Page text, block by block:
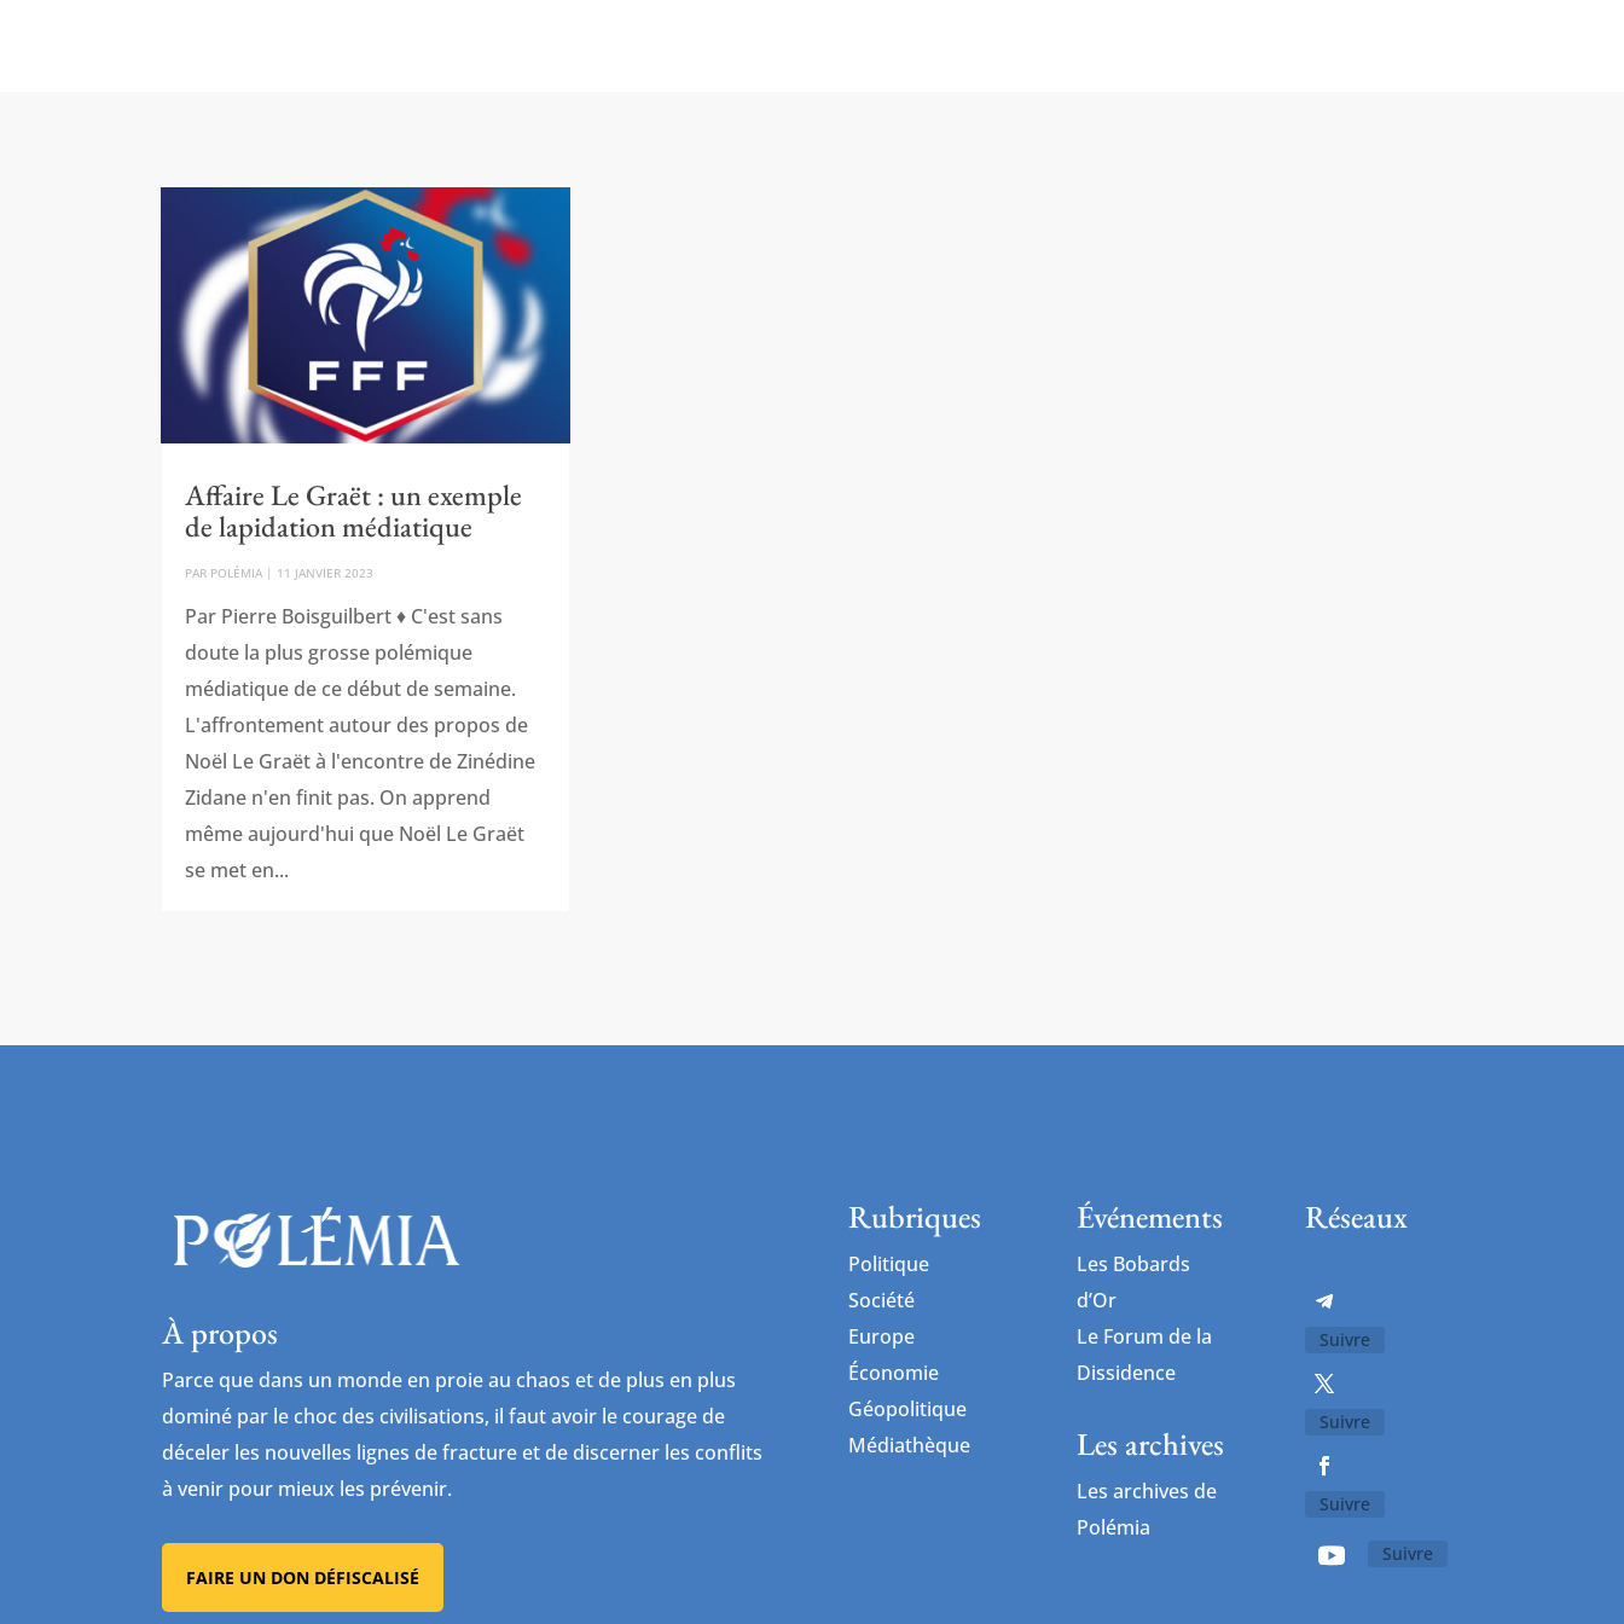
Affaire Le Graët : un exemple
de lapidation médiatique
PAR POLÉMIA | 11 JANVIER 2023
Par Pierre Boisguilbert ♦ C'est sans
doute la plus grosse polémique
médiatique de ce début de semaine.
L'affrontement autour des propos de
Noël Le Graët à l'encontre de Zinédine
Zidane n'en finit pas. On apprend
même aujourd'hui que Noël Le Graët
se met en...
À propos
Parce que dans un monde en proie au chaos et de plus en plus
dominé par le choc des civilisations, il faut avoir le courage de
déceler les nouvelles lignes de fracture et de discerner les conflits
à venir pour mieux les prévenir.
FAIRE UN DON DÉFISCALISÉ
Rubriques
Politique
Société
Europe
Économie
Géopolitique
Médiathèque
Événements
Les Bobards
d’Or
Le Forum de la
Dissidence
Les archives
Les archives de
Polémia
Réseaux
Suivre
Suivre
Suivre
Suivre